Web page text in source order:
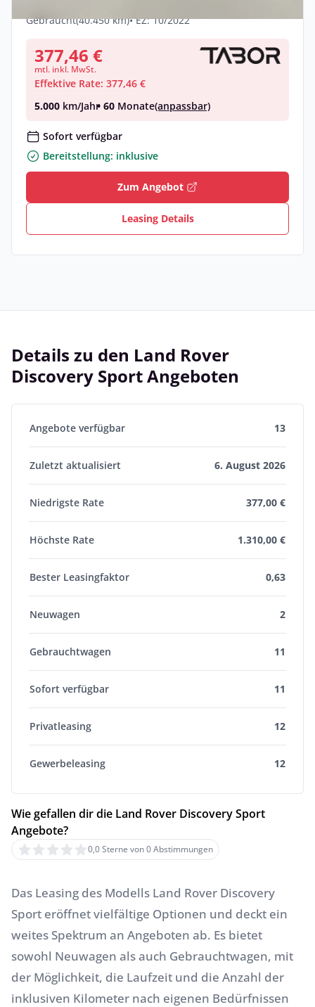
Gebraucht(40.450 km)• EZ: 10/2022
377,46 €
mtl. inkl. MwSt.
Effektive Rate: 377,46 €
5.000 km/Jahr• 60 Monate(anpassbar)
Sofort verfügbar
Bereitstellung: inklusive
Zum Angebot
Leasing Details
Details zu den Land Rover
Discovery Sport Angeboten
Angebote verfügbar 13
Zuletzt aktualisiert 6. August 2026
Niedrigste Rate 377,00 €
Höchste Rate 1.310,00 €
Bester Leasingfaktor 0,63
Neuwagen 2
Gebrauchtwagen 11
Sofort verfügbar 11
Privatleasing 12
Gewerbeleasing 12
Wie gefallen dir die Land Rover Discovery Sport
Angebote?
0,0 Sterne von 0 Abstimmungen
Das Leasing des Modells Land Rover Discovery
Sport eröffnet vielfältige Optionen und deckt ein
weites Spektrum an Angeboten ab. Es bietet
sowohl Neuwagen als auch Gebrauchtwagen, mit
der Möglichkeit, die Laufzeit und die Anzahl der
inklusiven Kilometer nach eigenen Bedürfnissen